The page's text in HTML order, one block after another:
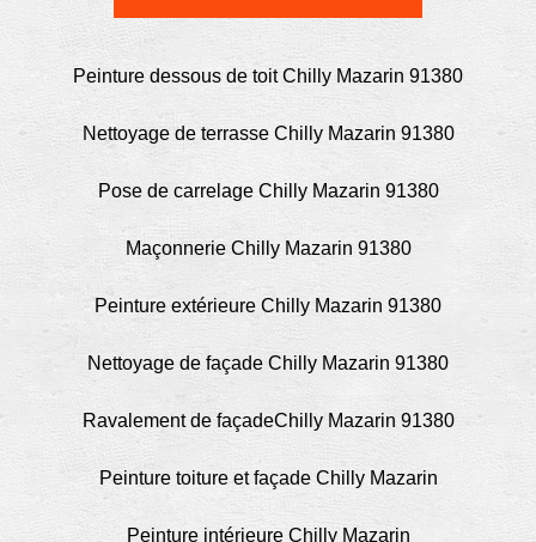
Peinture dessous de toit Chilly Mazarin 91380
Nettoyage de terrasse Chilly Mazarin 91380
Pose de carrelage Chilly Mazarin 91380
Maçonnerie Chilly Mazarin 91380
Peinture extérieure Chilly Mazarin 91380
Nettoyage de façade Chilly Mazarin 91380
Ravalement de façadeChilly Mazarin 91380
Peinture toiture et façade Chilly Mazarin
Peinture intérieure Chilly Mazarin